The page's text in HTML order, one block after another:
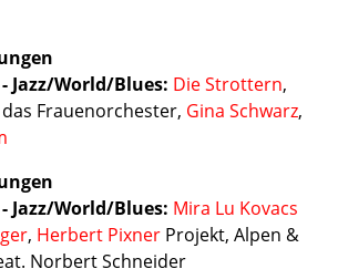
Jazz/World/Blues: Die Strottern,
Frauenorchester, Gina Schwarz,
Jazz/World/Blues: Mira Lu Kovacs
, Herbert Pixner Projekt, Alpen &
Norbert Schneider